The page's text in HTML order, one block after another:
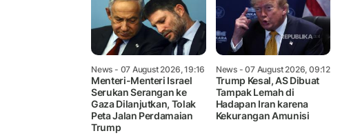
News - 07 August 2026, 19:16
Menteri-Menteri Israel
Serukan Serangan ke
Gaza Dilanjutkan, Tolak
Peta Jalan Perdamaian
Trump
News- 07 August 2026, 09:12
Trump Kesal, AS Dibuat
Tampak Lemah di
Hadapan Iran karena
Kekurangan Amunisi